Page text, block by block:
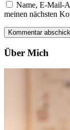
Name, E-Mail-
meinen nächsten
Über Mich